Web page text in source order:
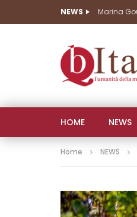
NEWS
HOME NEWS
Home NEWS